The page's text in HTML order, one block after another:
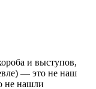
и выступов,
— это не наш
не нашли